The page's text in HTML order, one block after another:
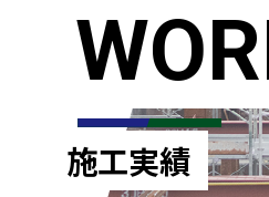
施工実績